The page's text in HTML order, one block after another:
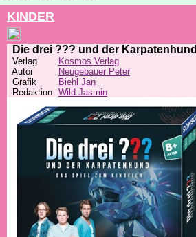
KINDER
Die drei ??? und der Karpatenhund
Verlag
Kosmos Verlag
Autor
Neugebauer Peter
Grafik
Biehl Jan
Redaktion Wild Jasmin